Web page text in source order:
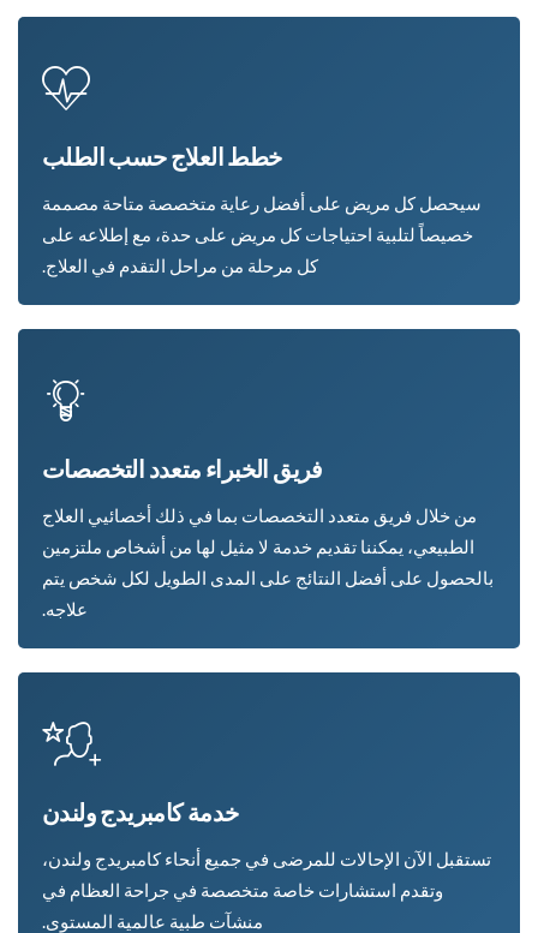
خطط العلاج حسب الطلب
سيحصل كل مريض على أفضل رعاية متخصصة متاحة مصممة
خصيصاً لتلبية احتياجات كل مريض على حدة، مع إطلاعه على
كل مرحلة من مراحل التقدم في العلاج.
فريق الخبراء متعدد التخصصات
من خلال فريق متعدد التخصصات بما في ذلك أخصائيي العلاج
الطبيعي، يمكننا تقديم خدمة لا مثيل لها من أشخاص ملتزمين
بالحصول على أفضل النتائج على المدى الطويل لكل شخص يتم
علاجه.
خدمة كامبريدج ولندن
تستقبل الآن الإحالات للمرضى في جميع أنحاء كامبريدج ولندن،
وتقدم استشارات خاصة متخصصة في جراحة العظام في
منشآت طبية عالمية المستوى.